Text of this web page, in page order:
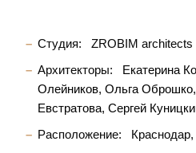
Студия:
ZROBIM architects
Архитекторы:
Екатерина
Олейников Ольга Оброшко
Евстратова Сергей
Расположение: